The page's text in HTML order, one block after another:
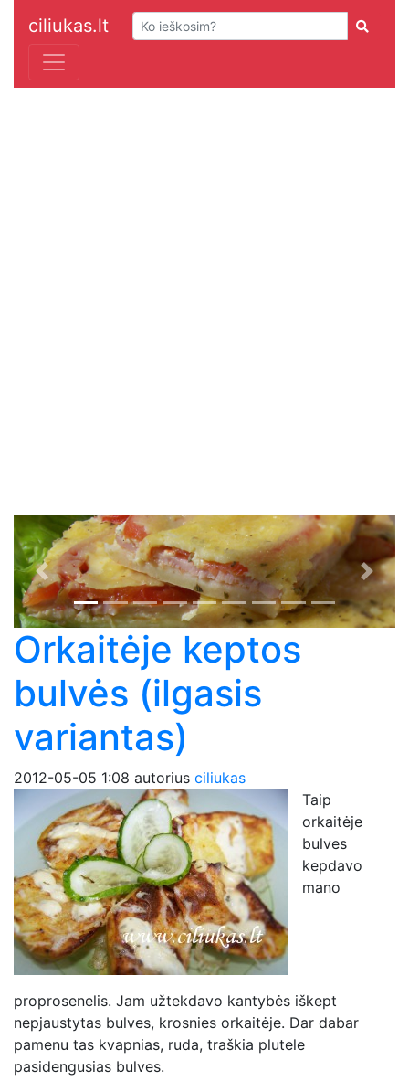
ciliukas.lt
Previous Next
Orkaitėje keptos
bulvės (ilgasis
variantas)
2012-05-05 1:08 autorius ciliukas
Taip
orkaitėje
bulves
kepdavo
mano
proprosenelis. Jam užtekdavo kantybės iškept
nepjaustytas bulves, krosnies orkaitėje. Dar dabar
pamenu tas kvapnias, ruda, traškia plutele
pasidengusias bulves.